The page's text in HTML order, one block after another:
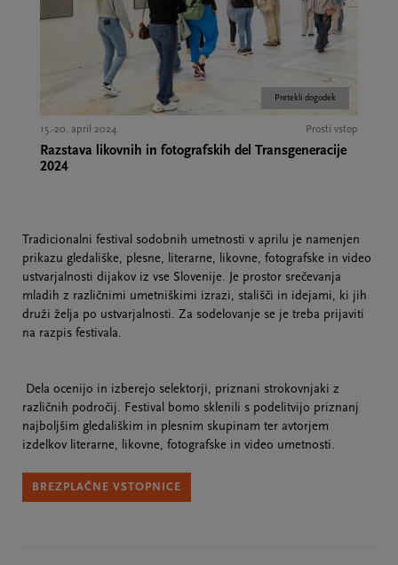
Pretekli dogodek
15.-20. april 2024 Prosti vstop
Razstava likovnih in fotografskih del Transgeneracije
2024
Tradicionalni festival sodobnih umetnosti v aprilu je namenjen
prikazu gledališke, plesne, literarne, likovne, fotografske in video
ustvarjalnosti dijakov iz vse Slovenije. Je prostor srečevanja
mladih z različnimi umetniškimi izrazi, stališči in idejami, ki jih
druži želja po ustvarjalnosti. Za sodelovanje se je treba prijaviti
na razpis festivala.
Dela ocenijo in izberejo selektorji, priznani strokovnjaki z
različnih področij. Festival bomo sklenili s podelitvijo priznanj
najboljšim gledališkim in plesnim skupinam ter avtorjem
izdelkov literarne, likovne, fotografske in video umetnosti.
BREZPLAČNE VSTOPNICE